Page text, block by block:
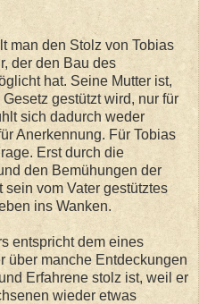
man den Stolz von Tobias
der den Bau des
hat. Seine Mutter ist,
gestützt wird, nur für
sich dadurch weder
Anerkennung. Für Tobias
Erst durch die
den Bemühungen der
sein vom Vater gestütztes
ins Wanken.
entspricht dem eines
über manche Entdeckungen
Erfahrene stolz ist, weil er
wieder etwas